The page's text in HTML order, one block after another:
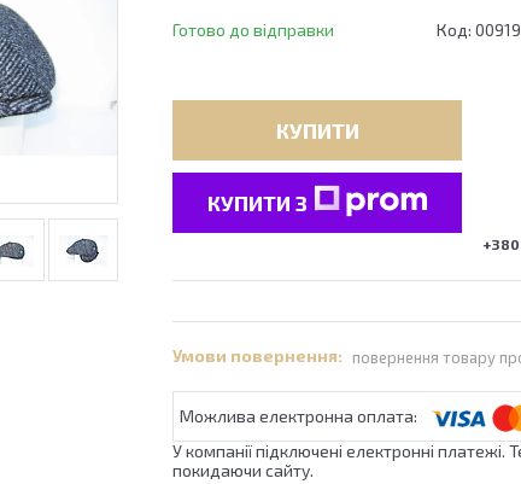
Готово до відправки Код: 00919
КУПИТИ
КУПИТИ З
повернення товару
У компанії підключені електронні
покидаючи сайту.